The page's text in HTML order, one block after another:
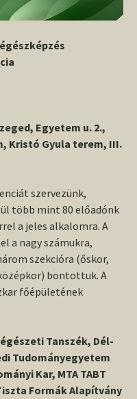
Egyetem u. 2.,
Kristó Gyula terem, III.
szervezünk,
több mint 80 előadónk
a jeles alkalomra. A
a nagy számukra,
szekcióra (őskor,
bontottuk. A
főépületének
Tanszék, Dél-
Tudományegyetem
Kar, MTA TABT
Formák Alapítvány